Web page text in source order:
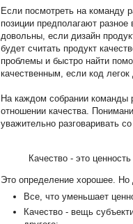
Если посмотреть на команду
позиции предполагают
довольны, если дизайн
будет считать продукт
проблемы и быстро найти
качественным, если код
На каждом собрании команды
отношении качества.
уважительно разговаривать
Качество - это
Это определение хорошее.
Все, что уменьшает
Качество - вещь